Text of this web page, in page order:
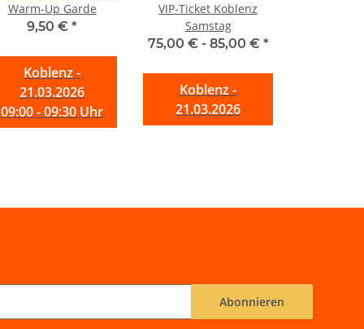
Warm-Up Garde
9,50 € *
Koblenz -
21.03.2026
09:00 - 09:30 Uhr
VIP-Ticket Koblenz
Samstag
75,00 € - 85,00 € *
Koblenz -
21.03.2026
Abonnieren